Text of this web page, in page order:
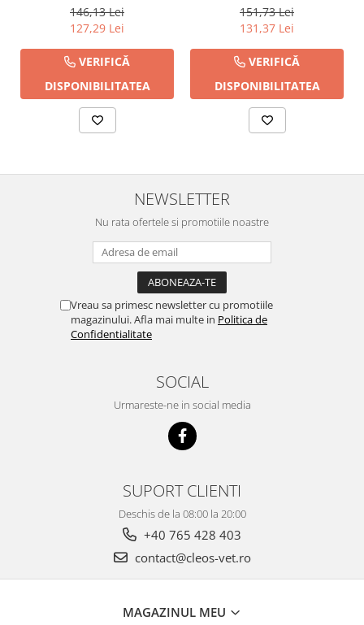
(4.5-10 kg) - 250 mg
146,13 Lei
127,29 Lei
VERIFICĂ
DISPONIBILITATEA
(10-20 kg) - 500 mg
151,73 Lei
131,37 Lei
VERIFICĂ
DISPONIBILITATEA
NEWSLETTER
Nu rata ofertele si promotiile noastre
Vreau sa primesc newsletter cu promotiile
magazinului. Afla mai multe in Politica de
Confidentialitate
SOCIAL
Urmareste-ne in social media
SUPORT CLIENTI
Deschis de la 08:00 la 20:00
+40 765 428 403
contact@cleos-vet.ro
MAGAZINUL MEU